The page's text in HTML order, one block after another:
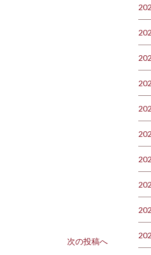
次の投稿へ